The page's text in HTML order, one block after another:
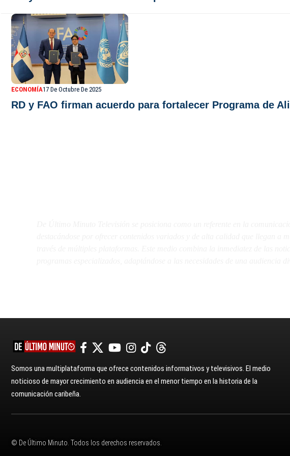
ECONOMÍA17 De Octubre De 2025
RD y FAO firman acuerdo para fortalecer Programa de
Somos una multiplataforma que ofrece contenidos informativos y televisivos. El medio
noticioso de mayor crecimiento en audiencia en el menor tiempo en la historia de la
comunicación caribeña.
© De Último Minuto. Todos los derechos reservados.